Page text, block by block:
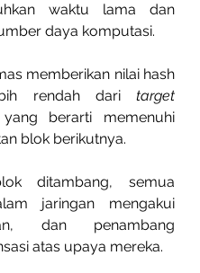
waktu lama dan
daya komputasi.
memberikan nilai hash
rendah dari target
berarti memenuhi
blok berikutnya.
ditambang, semua
jaringan mengakui
dan penambang
atas upaya mereka.